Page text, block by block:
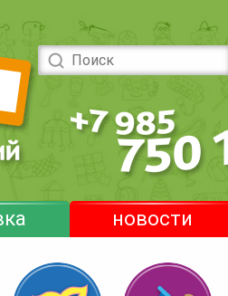
новости